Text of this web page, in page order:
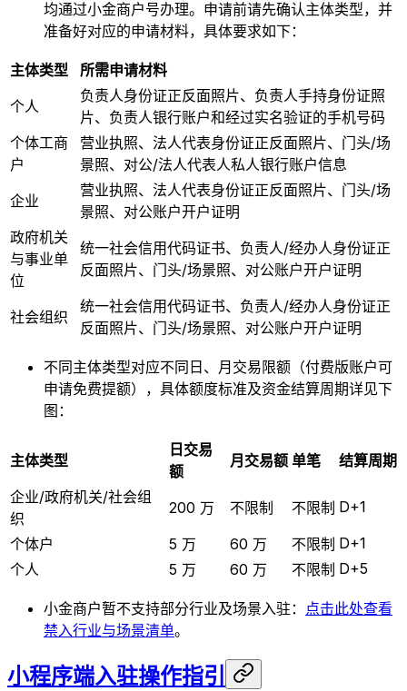
均通过小金商户号办理。申请前请先确认主体类型，并
准备好对应的申请材料，具体要求如下：
主体类型
所需申请材料
个人
负责人身份证正反面照片、负责人手持身份证照
片、负责人银行账户和经过实名验证的手机号码
个体工商
户
营业执照、法人代表身份证正反面照片、门头/场
景照、对公/法人代表人私人银行账户信息
企业
营业执照、法人代表身份证正反面照片、门头/场
景照、对公账户开户证明
政府机关
与事业单
位
统一社会信用代码证书、负责人/经办人身份证正
反面照片、门头/场景照、对公账户开户证明
社会组织
统一社会信用代码证书、负责人/经办人身份证正
反面照片、门头/场景照、对公账户开户证明
不同主体类型对应不同日、月交易限额（付费版账户可
申请免费提额），具体额度标准及资金结算周期详见下
图：
主体类型
日交易
额
月交易额 单笔
结算周期
企业/政府机关/社会组
织
200 万 不限制 不限制 D+1
个体户 5 万 60 万 不限制 D+1
个人
5 万 60 万 不限制 D+5
小金商户暂不支持部分行业及场景入驻： 点击此处查看
禁入行业与场景清单。
小程序端入驻操作指引